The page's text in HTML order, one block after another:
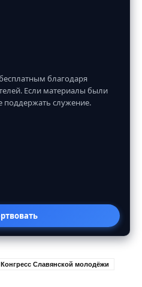
бесплатным благодаря
Если материалы были
поддержать служение.
Конгресс Славянской молодёжи